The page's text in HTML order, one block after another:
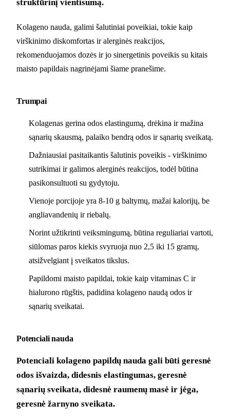
struktūrinį vientisumą.
Kolageno nauda, galimi šalutiniai poveikiai, tokie kaip
virškinimo diskomfortas ir alerginės reakcijos,
rekomenduojamos dozės ir jo sinergetinis poveikis su kitais
maisto papildais nagrinėjami šiame pranešime.
Trumpai
Kolagenas gerina odos elastingumą, drėkina ir mažina
sąnarių skausmą, palaiko bendrą odos ir sąnarių sveikatą.
Dažniausiai pasitaikantis šalutinis poveikis - virškinimo
sutrikimai ir galimos alerginės reakcijos, todėl būtina
pasikonsultuoti su gydytoju.
Vienoje porcijoje yra 8-10 g baltymų, mažai kalorijų, be
angliavandenių ir riebalų.
Norint užtikrinti veiksmingumą, būtina reguliariai vartoti,
siūlomas paros kiekis svyruoja nuo 2,5 iki 15 gramų,
atsižvelgiant į sveikatos tikslus.
Papildomi maisto papildai, tokie kaip vitaminas C ir
hialurono rūgštis, padidina kolageno naudą odos ir
sąnarių sveikatai.
Potenciali nauda
Potenciali kolageno papildų nauda gali būti geresnė
odos išvaizda, didesnis elastingumas, geresnė
sąnarių sveikata, didesnė raumenų masė ir jėga,
geresnė žarnyno sveikata.